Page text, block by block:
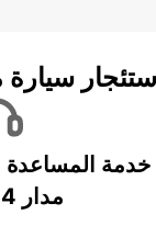
خدمة
مدار 24 ساعة